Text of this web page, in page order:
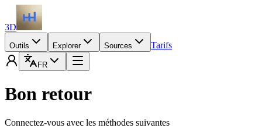
3D
Outils Explorer Sources Tarifs
FR
Bon retour
Connectez-vous avec les méthodes suivantes